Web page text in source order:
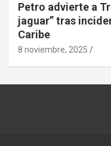
Petro advierte a
jaguar” tras
Caribe
8 noviembre, 2025